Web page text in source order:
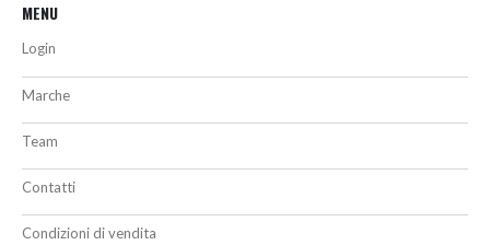
MENU
Login
Marche
Team
Contatti
Condizioni di vendita